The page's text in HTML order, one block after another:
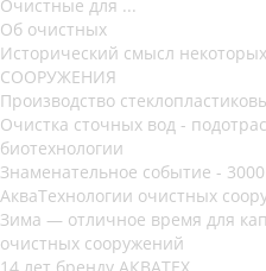
Очистные для ...
Об очистных
Исторический смысл
СООРУЖЕНИЯ
Производство
Очистка сточных вод -
биотехнологии
Знаменательное событие -
АкваТехнологии очистных
Зима — отличное время для
очистных сооружений